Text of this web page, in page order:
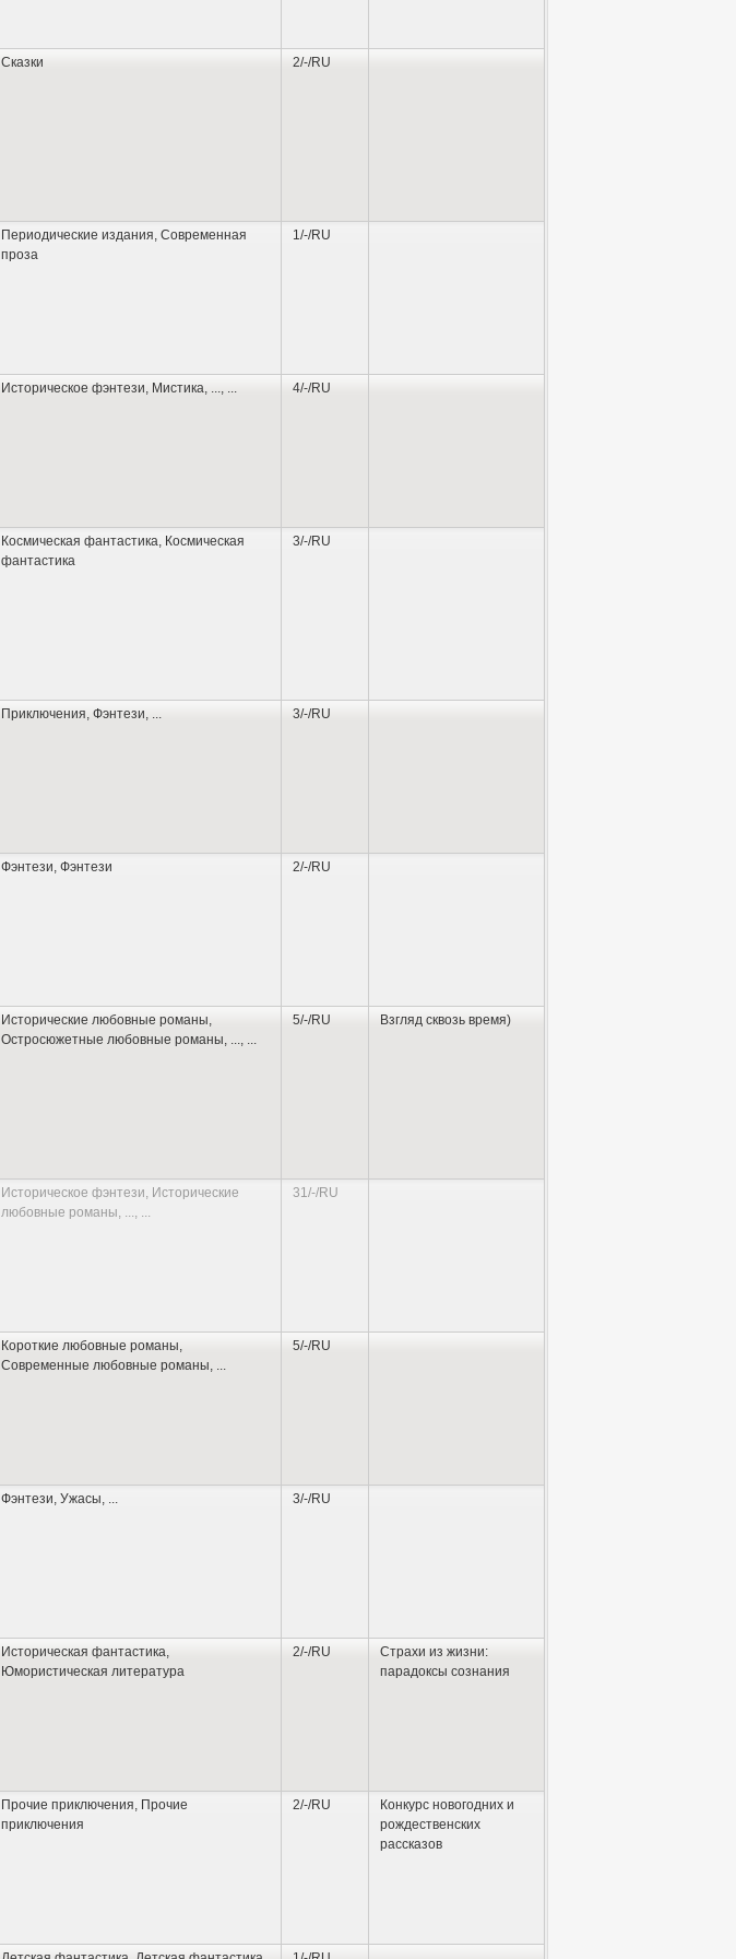
Сказки 2/-/RU
Периодические издания Современная
проза
1/-/RU
Историческое фэнтези Мистика 4/-/RU
Космическая фантастика Космическая
фантастика
3/-/RU
Приключения Фэнтези 3/-/RU
Фэнтези Фэнтези 2/-/RU
Исторические любовные романы
Остросюжетные любовные романы
5/-/RU Взгляд сквозь время)
Историческое фэнтези Исторические
любовные романы
31/-/RU
Короткие любовные романы
Современные любовные романы
5/-/RU
Фэнтези Ужасы 3/-/RU
Историческая фантастика
Юмористическая литература
2/-/RU
Страхи из жизни:
парадоксы сознания
Прочие приключения Прочие
приключения
2/-/RU
Конкурс новогодних и
рождественских
рассказов